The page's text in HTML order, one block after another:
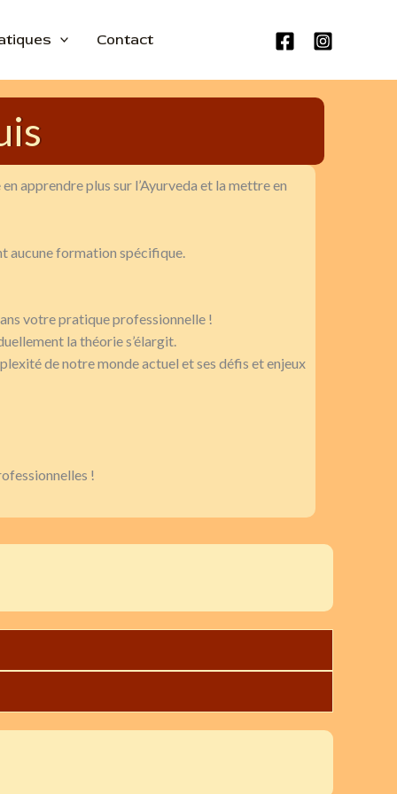
Contact
apprendre plus sur l’Ayurveda et la mettre en
aucune formation spécifique.
votre pratique professionnelle !
la théorie s’élargit.
de notre monde actuel et ses défis et enjeux
!